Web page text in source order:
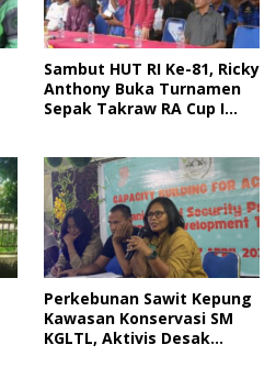
Sambut HUT RI Ke-81, Ricky
Anthony Buka Turnamen
Sepak Takraw RA Cup I
Perkebunan Sawit Kepung
Kawasan Konservasi SM
KGLTL, Aktivis Desak